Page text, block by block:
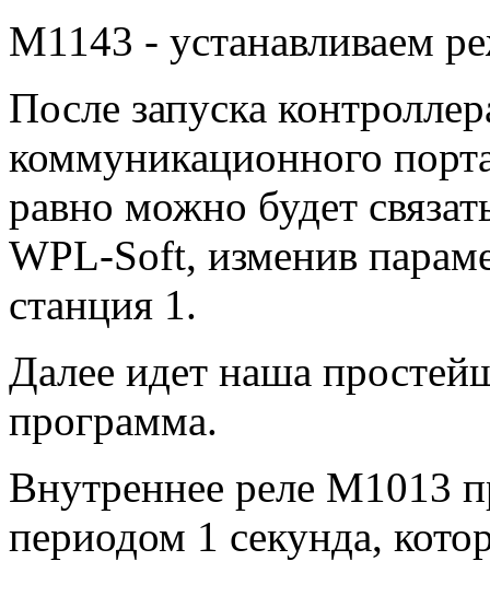
M1143 - устанавливаем
После запуска
коммуникационного
равно можно будет
WPL-Soft, изменив
станция 1.
Далее идет наша
программа.
Внутреннее реле M1013
периодом 1 секунда,